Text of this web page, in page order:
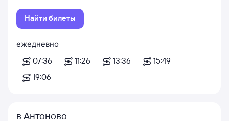
Найти билеты
ежедневно
07:36
11:26 13:36
15:49
19:06
в Антоново